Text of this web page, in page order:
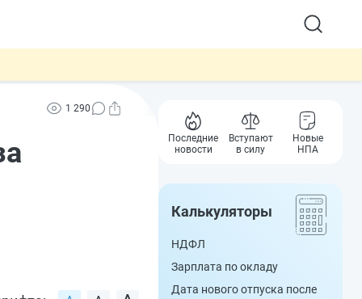
1 290
Последние
новости
Вступают
в силу
Новые
НПА
Калькуляторы
НДФЛ
Зарплата по окладу
Дата нового отпуска после